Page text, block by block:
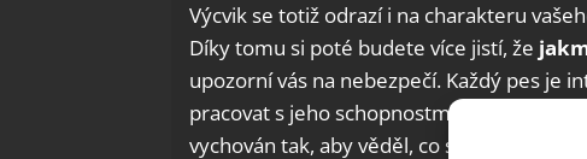
Výcvik se totiž odrazí i na charakteru
Díky tomu si poté budete více jistí, že
upozorní vás na nebezpečí. Každý pes je
pracovat s jeho schopnostmi a jestli ho
vychován tak, aby věděl, co smí a co